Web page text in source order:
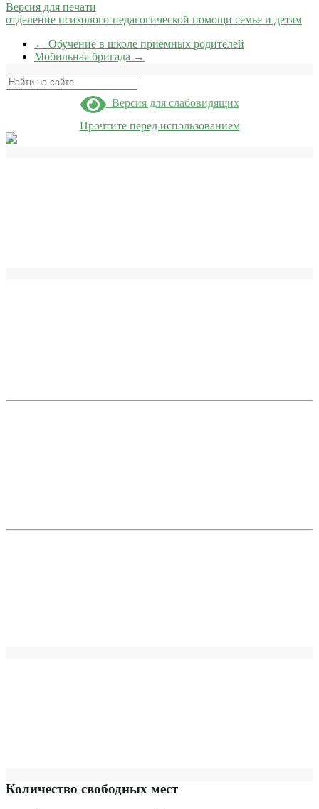
Версия для печати
отделение психолого-педагогической помощи семье и детям
← Обучение в школе приемных родителей
Мобильная бригада →
Поиск
Версия для слабовидящих
Прочтите перед использованием
Количество свободных мест